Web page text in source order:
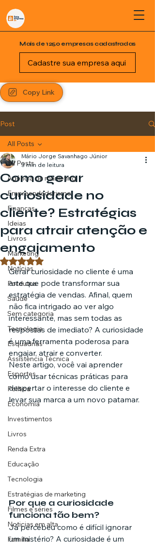
Mais de 1250 empresas cadastradas
Cadastre sua empresa aqui
Copy Link
Post
All Posts
Agência de marketing
Empreendedorismo
Finanças
Ideias
Livros
Marketing
Notícias
Pordutos
Saúde
Sem categoria
Tecnologia
Esquadrias
Assistencia Técnica
Esportes
Política
Economia
Investimentos
Livros
Renda Extra
Educação
Tecnologia
Estratégias de marketing
Filmes e séries
Noticias em alta
Família
All Posts
Como gerar
curiosidade no
cliente? Estratégias
para atrair atenção e
engajamento
Mário Jorge Savanhago Júnior
3 min de leitura
Avaliado com NaN de 5 estrelas.
Gerar curiosidade no cliente é uma
arte que pode transformar sua
estratégia de vendas. Afinal, quem
não fica intrigado ao ver algo
interessante, mas sem todas as
respostas de imediato? A curiosidade
é uma ferramenta poderosa para
engajar, atrair e converter.
Neste artigo, você vai aprender
como usar técnicas práticas para
despertar o interesse do cliente e
levar sua marca a um novo patamar.
Por que a curiosidade
funciona tão bem?
Já percebeu como é difícil ignorar
um mistério? A curiosidade é um